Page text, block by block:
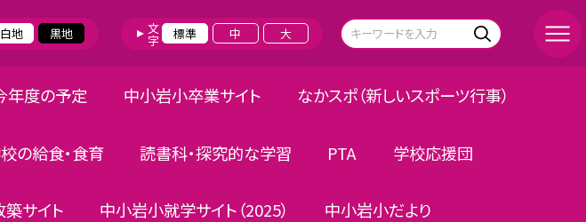
白地 黒地 文字 標準 中 大
年度の予定 中小岩小卒業サイト なかスポ（新しいスポーツ行事）
の給食・食育 読書科・探究的な学習 PTA 学校応援団
サイト 中小岩小就学サイト（2025） 中小岩小だより